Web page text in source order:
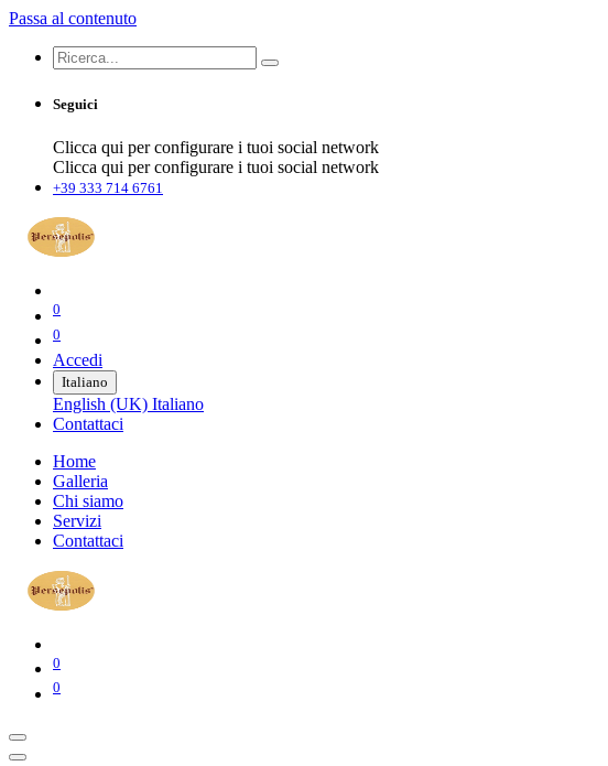
Passa al contenuto
Seguici
Clicca qui per configurare i tuoi social network
Clicca qui per configurare i tuoi social network
+39 333 714 6761
0
0
Accedi
Italiano
English (UK) Italiano
Contattaci
Home
Galleria
Chi siamo
Servizi
Contattaci
0
0